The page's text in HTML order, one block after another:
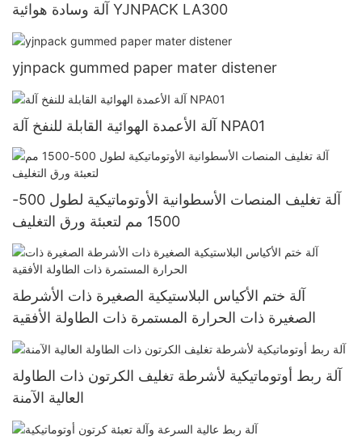
آلة وسادة هوائية YJNPACK LA300
yjnpack gummed paper mater distener
آلة الأعمدة الهوائية القابلة للنفخ آلة NPA01
آلة تغليف المنصات الأسطوانية الأوتوماتيكية لطول 500-
1500 مم لتعبئة ورق التغليف
آلة ختم الأكياس البلاستيكية الصغيرة ذات الأشرطة
الصغيرة ذات الحرارة المستمرة ذات الطاولة الأفقية
آلة ربط أوتوماتيكية لأشرطة تغليف الكرتون ذات الطاولة
العالية الآمنة